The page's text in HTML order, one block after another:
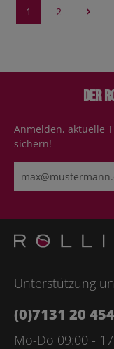
1 2
Der
Anmelden, aktuelle
sichern!
Bitte geben Sie die
Unterstützung
(0)7131 20
Mo-Do 09:00 -